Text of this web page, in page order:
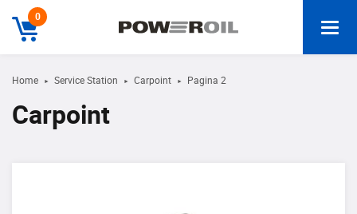
0
Home ► Service Station ► Carpoint ► Pagina 2
Carpoint